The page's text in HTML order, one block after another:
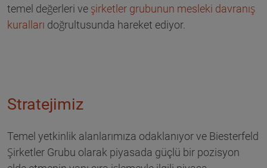
temel değerleri ve şirketler grubunun mesleki davranış
kuralları doğrultusunda hareket ediyor.
Stratejimiz
Temel yetkinlik alanlarımıza odaklanıyor ve Biesterfeld
Şirketler Grubu olarak piyasada güçlü bir pozisyon